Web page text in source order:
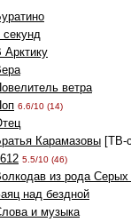
секунд
Арктику
ветра
6.6/10 (14)
Карамазовы [ТВ-
5.5/10 (46)
из рода
над бездной
и музыка